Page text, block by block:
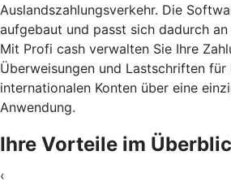
Auslandszahlungsverkehr. Die
aufgebaut und passt sich dadurch an
Mit Profi cash verwalten Sie Ihre
Überweisungen und Lastschriften
internationalen Konten über eine
Anwendung.
Ihre Vorteile im
‹